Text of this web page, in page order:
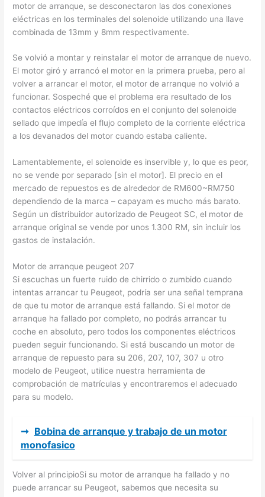
motor de arranque, se desconectaron las dos conexiones
eléctricas en los terminales del solenoide utilizando una llave
combinada de 13mm y 8mm respectivamente.
Se volvió a montar y reinstalar el motor de arranque de nuevo.
El motor giró y arrancó el motor en la primera prueba, pero al
volver a arrancar el motor, el motor de arranque no volvió a
funcionar. Sospeché que el problema era resultado de los
contactos eléctricos corroídos en el conjunto del solenoide
sellado que impedía el flujo completo de la corriente eléctrica
a los devanados del motor cuando estaba caliente.
Lamentablemente, el solenoide es inservible y, lo que es peor,
no se vende por separado [sin el motor]. El precio en el
mercado de repuestos es de alrededor de RM600~RM750
dependiendo de la marca – capayam es mucho más barato.
Según un distribuidor autorizado de Peugeot SC, el motor de
arranque original se vende por unos 1.300 RM, sin incluir los
gastos de instalación.
Motor de arranque peugeot 207
Si escuchas un fuerte ruido de chirrido o zumbido cuando
intentas arrancar tu Peugeot, podría ser una señal temprana
de que tu motor de arranque está fallando. Si el motor de
arranque ha fallado por completo, no podrás arrancar tu
coche en absoluto, pero todos los componentes eléctricos
pueden seguir funcionando. Si está buscando un motor de
arranque de repuesto para su 206, 207, 107, 307 u otro
modelo de Peugeot, utilice nuestra herramienta de
comprobación de matrículas y encontraremos el adecuado
para su modelo.
➞ Bobina de arranque y trabajo de un motor
monofasico
Volver al principioSi su motor de arranque ha fallado y no
puede arrancar su Peugeot, sabemos que necesita su